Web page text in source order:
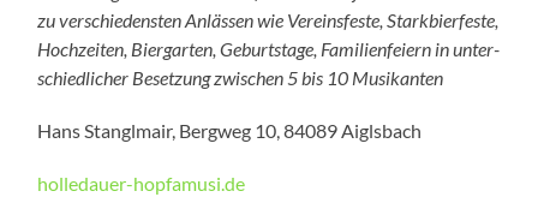
zu verschie­densten Anlässen wie Vereinsfeste, Starkbierfeste,
Hochzeiten, Biergarten, Geburtstage, Familienfeiern in unter­
schied­licher Besetzung zwischen 5 bis 10 Musikanten
Hans Stanglmair, Bergweg 10, 84089 Aiglsbach
holledauer-hopfamusi.de